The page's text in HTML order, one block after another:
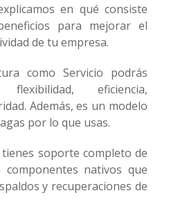
en qué consiste
para mejorar el
de tu empresa.
como Servicio podrás
eficiencia,
Además, es un modelo
por lo que usas.
soporte completo de
nativos que
y recuperaciones de